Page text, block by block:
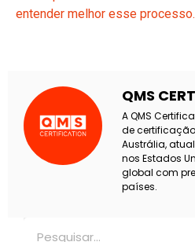
entender melhor esse processo.
QMS
A QMS
de
Austrália,
nos Estados
global com
países.